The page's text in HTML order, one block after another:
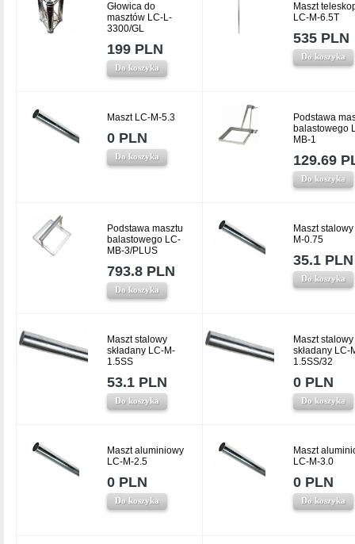
Głowica do
masztów LC-L-
3300/GL
199 PLN
Do koszyka
Maszt
LC-M-6.5T
535 PLN
Do koszyka
Maszt LC-M-5.3
0 PLN
Do koszyka
Podstawa
balastowego
MB-1
129.69
Do koszyka
Podstawa masztu
balastowego LC-
MB-3/PLUS
793.8 PLN
Do koszyka
Maszt
M-0.75
35.1 PLN
Do koszyka
Maszt stalowy
składany LC-M-
1.5SS
53.1 PLN
Do koszyka
Maszt stalowy
składany LC-
1.5SS/32
0 PLN
Do koszyka
Maszt aluminiowy
LC-M-2.5
0 PLN
Do koszyka
Maszt
LC-M-3.0
0 PLN
Do koszyka